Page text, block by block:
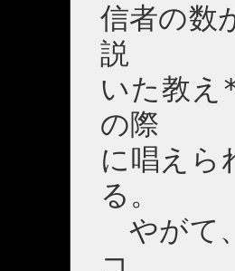
信者の数
説
いた教え
の際
に唱えら
る。
やがて